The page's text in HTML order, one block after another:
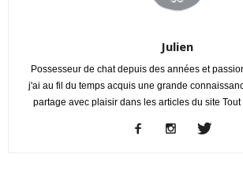
Julien
Possesseur de chat depuis des années et
j'ai au fil du temps acquis une grande
partage avec plaisir dans les articles du site